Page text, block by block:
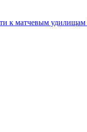
к матчевым удилищам